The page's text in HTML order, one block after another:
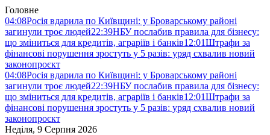
Головне
04:08Росія вдарила по Київщині: у Броварському районі
загинули троє людей22:39НБУ послабив правила для бізнесу:
що зміниться для кредитів, аграріїв і банків12:01Штрафи за
фінансові порушення зростуть у 5 разів: уряд схвалив новий
законопроєкт
04:08Росія вдарила по Київщині: у Броварському районі
загинули троє людей22:39НБУ послабив правила для бізнесу:
що зміниться для кредитів, аграріїв і банків12:01Штрафи за
фінансові порушення зростуть у 5 разів: уряд схвалив новий
законопроєкт
Неділя, 9 Серпня 2026